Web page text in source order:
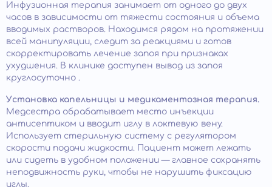
Инфузионная терапия занимает от одного до двух
часов в зависимости от тяжести состояния и объема
вводимых растворов. Находимся рядом на протяжении
всей манипуляции, следит за реакциями и готов
скорректировать лечение запоя при признаках
ухудшения. В клинике доступен вывод из запоя
круглосуточно .
Установка капельницы и медикаментозная терапия.
Медсестра обрабатывает место инъекции
антисептиком и вводит иглу в локтевую вену.
Использует стерильную систему с регулятором
скорости подачи жидкости. Пациент может лежать
или сидеть в удобном положении — главное сохранять
неподвижность руки, чтобы не нарушить фиксацию
иглы.